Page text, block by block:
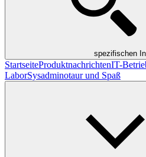
spezifischen
StartseiteProduktnachrichtenIT-
LaborSysadminotaur und Spaß